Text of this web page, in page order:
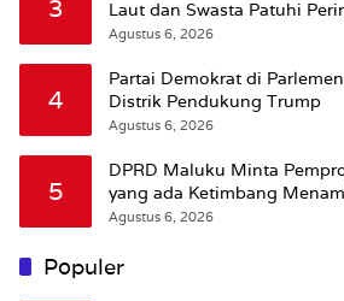
3
Laut dan Swasta Patuhi
Agustus 6, 2026
4
Partai Demokrat di
Distrik Pendukung Trump
Agustus 6, 2026
5
DPRD Maluku Minta
yang ada Ketimbang
Agustus 6, 2026
Populer